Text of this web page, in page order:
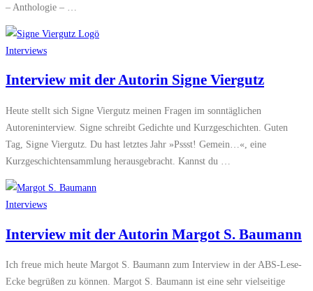
– Anthologie – …
Interviews
Interview mit der Autorin Signe Viergutz
Heute stellt sich Signe Viergutz meinen Fragen im sonntäglichen
Autoreninterview. Signe schreibt Gedichte und Kurzgeschichten. Guten
Tag, Signe Viergutz. Du hast letztes Jahr »Pssst! Gemein…«, eine
Kurzgeschichtensammlung herausgebracht. Kannst du …
Interviews
Interview mit der Autorin Margot S. Baumann
Ich freue mich heute Margot S. Baumann zum Interview in der ABS-Lese-
Ecke begrüßen zu können. Margot S. Baumann ist eine sehr vielseitige